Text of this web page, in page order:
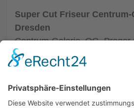
Super Cut Friseur Centrum-
Dresden
Centrum-Galerie, OG, Prager
01069 Dresden
Tel.: +49 351 48437410